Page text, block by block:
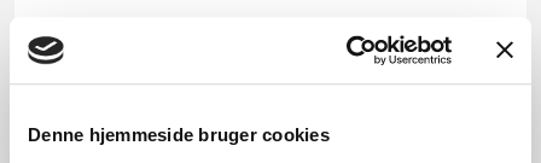
Denne hjemmeside bruger cookies
12.07.2013
Paragraf